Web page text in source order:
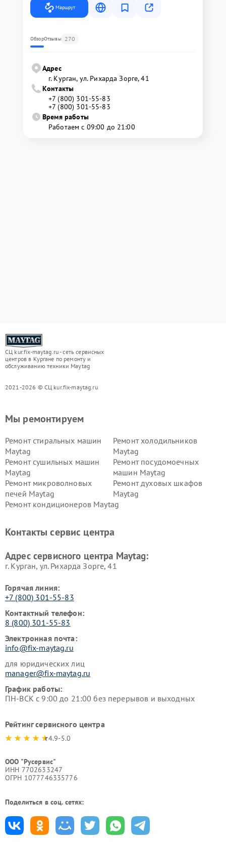
Маршрут
ОбзорОтзывы 270
Адрес
г. Курган, ул. Рихарда Зорге, 41
Контакты
+7 (800) 301-55-83
+7 (800) 301-55-83
Время работы
Работаем с 09:00 до 21:00
СЦ kur.fix-maytag.ru - сеть сервисных
центров в Кургане по ремонту и
обслуживанию техники Maytag
2021-2026 © СЦ kur.fix-maytag.ru
Мы ремонтируем
Ремонт стиральных машин
Maytag
Ремонт холодильников
Maytag
Ремонт сушильных машин
Maytag
Ремонт посудомоечных
машин Maytag
Ремонт микроволновых
печей Maytag
Ремонт духовых шкафов
Maytag
Ремонт кондиционеров Maytag
Контакты сервис центра
Адрес сервисного центра Maytag:
г. Курган, ул. Рихарда Зорге, 41
Горячая линия:
+7 (800) 301-55-83
Контактный телефон:
8 (800) 301-55-83
Электронная почта:
info@fix-maytag.ru
для юридических лиц
manager@fix-maytag.ru
График работы:
ПН-ВСК с 9:00 до 21:00 без перерывов и выходных
Рейтинг сервисного центра
4.9-5.0
ООО "Русервис"
ИНН 7702633247
ОГРН 1077746335776
Поделиться в соц. сетях: